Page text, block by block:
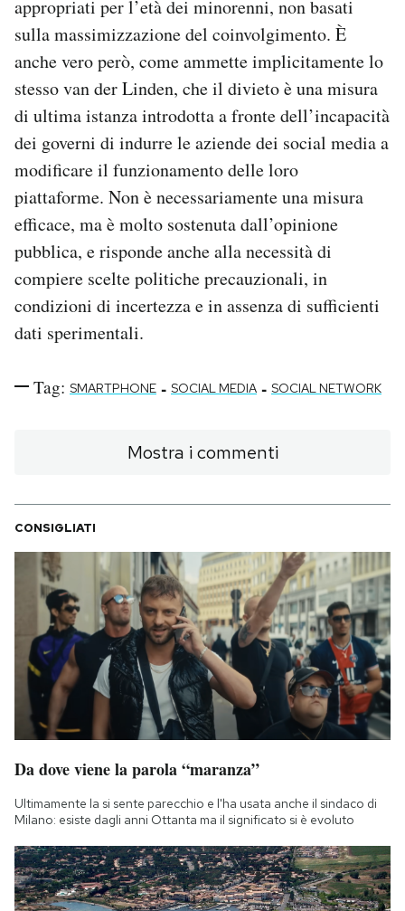
appropriati per l’età dei minorenni, non basati
sulla massimizzazione del coinvolgimento. È
anche vero però, come ammette implicitamente lo
stesso van der Linden, che il divieto è una misura
di ultima istanza introdotta a fronte dell’incapacità
dei governi di indurre le aziende dei social media a
modificare il funzionamento delle loro
piattaforme. Non è necessariamente una misura
efficace, ma è molto sostenuta dall’opinione
pubblica, e risponde anche alla necessità di
compiere scelte politiche precauzionali, in
condizioni di incertezza e in assenza di sufficienti
dati sperimentali.
Tag: SMARTPHONE - SOCIAL MEDIA - SOCIAL NETWORK
Mostra i commenti
CONSIGLIATI
Da dove viene la parola “maranza”
Ultimamente la si sente parecchio e l'ha usata anche il sindaco di
Milano: esiste dagli anni Ottanta ma il significato si è evoluto